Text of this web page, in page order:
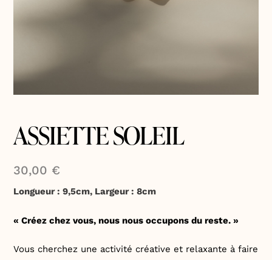
ASSIETTE SOLEIL
30,00 €
Longueur : 9,5cm, Largeur : 8cm
« Créez chez vous, nous nous occupons du reste. »
Vous cherchez une activité créative et relaxante à faire